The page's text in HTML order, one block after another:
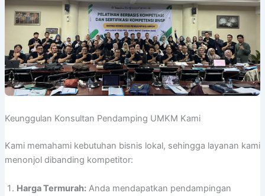
Keunggulan Konsultan Pendamping UMKM Kami
Kami memahami kebutuhan bisnis lokal, sehingga layanan kami
menonjol dibanding kompetitor:
Harga Termurah:Anda mendapatkan pendampingan